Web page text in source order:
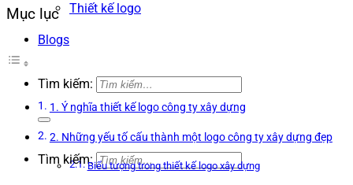
Thiết kế logo
Blogs
Tìm kiếm:
Tìm kiếm:
Mục lục
1. Ý nghĩa thiết kế logo công ty xây dựng
2. Những yếu tố cấu thành một logo công ty xây dựng đẹp
Biểu tượng trong thiết kế logo xây dựng